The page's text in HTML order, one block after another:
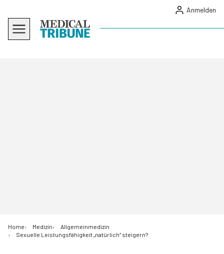
Anmelden
Home Medizin
Allgemeinmedizin
Sexuelle Leistungsfähigkeit „natürlich“ steigern?